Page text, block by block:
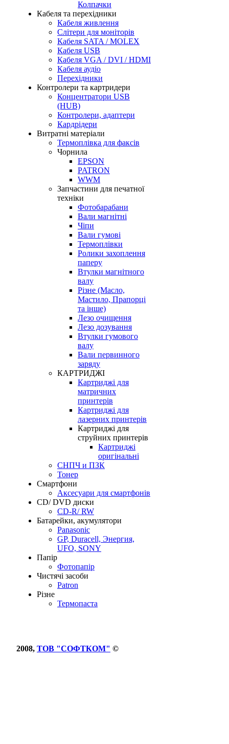
Колпачки
Кабеля та перехідники
Кабеля живлення
Слітери для моніторів
Кабеля SATA / MOLEX
Кабеля USB
Кабеля VGA / DVI / HDMI
Кабеля аудіо
Перехідники
Контролери та картридери
Концентратори USB
(HUB)
Контролери, адаптери
Кардрідери
Витратні матеріали
Термоплівка для факсів
Чорнила
EPSON
PATRON
WWM
Запчастини для печатної
техніки
Фотобарабани
Вали магнітні
Чіпи
Вали гумові
Термоплівки
Ролики захоплення
паперу
Втулки магнітного
валу
Різне (Масло,
Мастило, Прапорці
та інше)
Лезо очищення
Лезо дозування
Втулки гумового
валу
Вали первинного
заряду
КАРТРИДЖІ
Картриджі для
матричних
принтерів
Картриджі для
лазерних принтерів
Картриджі для
струйних принтерів
Картриджі
оригінальні
СНПЧ и ПЗК
Тонер
Смартфони
Аксесуари для смартфонів
CD/ DVD диски
CD-R/ RW
Батарейки, акумулятори
Panasonic
GP, Duracell, Энергия,
UFO, SONY
Папір
Фотопапір
Чистячі засоби
Patron
Різне
Термопаста
2008, ТОВ "СОФТКОМ" ©